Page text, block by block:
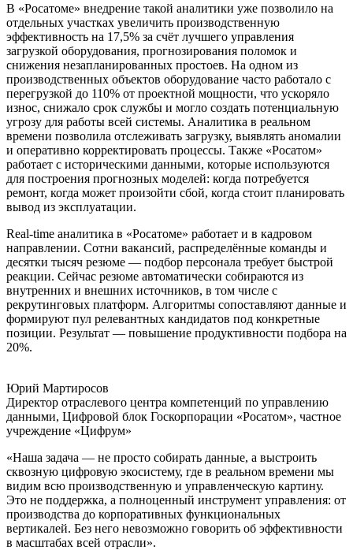
В «Росатоме» внедрение такой аналитики уже позволило на
отдельных участках увеличить производственную
эффективность на 17,5% за счёт лучшего управления
загрузкой оборудования, прогнозирования поломок и
снижения незапланированных простоев. На одном из
производственных объектов оборудование часто работало с
перегрузкой до 110% от проектной мощности, что ускоряло
износ, снижало срок службы и могло создать потенциальную
угрозу для работы всей системы. Аналитика в реальном
времени позволила отслеживать загрузку, выявлять аномалии
и оперативно корректировать процессы. Также «Росатом»
работает с историческими данными, которые используются
для построения прогнозных моделей: когда потребуется
ремонт, когда может произойти сбой, когда стоит планировать
вывод из эксплуатации.
Real-time аналитика в «Росатоме» работает и в кадровом
направлении. Сотни вакансий, распределённые команды и
десятки тысяч резюме — подбор персонала требует быстрой
реакции. Сейчас резюме автоматически собираются из
внутренних и внешних источников, в том числе с
рекрутинговых платформ. Алгоритмы сопоставляют данные и
формируют пул релевантных кандидатов под конкретные
позиции. Результат — повышение продуктивности подбора на
20%.
Юрий Мартиросов
Директор отраслевого центра компетенций по управлению
данными, Цифровой блок Госкорпорации «Росатом», частное
учреждение «Цифрум»
«Наша задача — не просто собирать данные, а выстроить
сквозную цифровую экосистему, где в реальном времени мы
видим всю производственную и управленческую картину.
Это не поддержка, а полноценный инструмент управления: от
производства до корпоративных функциональных
вертикалей. Без него невозможно говорить об эффективности
в масштабах всей отрасли».